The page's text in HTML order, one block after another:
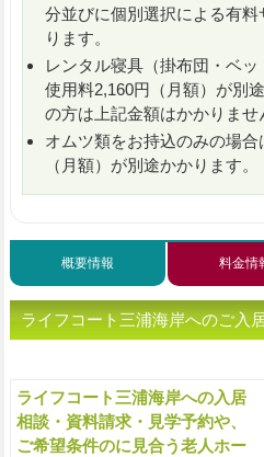
分並びに個別選択による有
ります。
レンタル寝具（掛布団・ベッ
使用料2,160円（月額）が別
の方は上記金額はかかりませ
オムツ類をお持込のみの場
（月額）が別途かかります。
概要情報 料金情
ライフコート三浦海岸へのご入
ライフコート三浦海岸への入居
相談・資料請求・見学予約や、
ご希望条件のに見合う老人ホー